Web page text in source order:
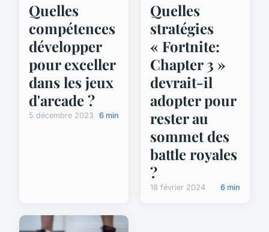
Quelles
compétences
développer
pour exceller
dans les jeux
d'arcade ?
5 décembre 2023 6 min
Quelles
stratégies
« Fortnite:
Chapter 3 »
devrait-il
adopter pour
rester au
sommet des
battle royales
?
18 février 2024 6 min